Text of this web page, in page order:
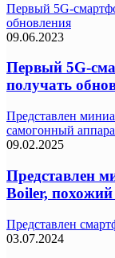
Первый 5G-
обновления
09.06.2023
Первый 5G-
получать
Представлен
самогонный
09.02.2025
Представлен
Boiler,
Представлен
03.07.2024